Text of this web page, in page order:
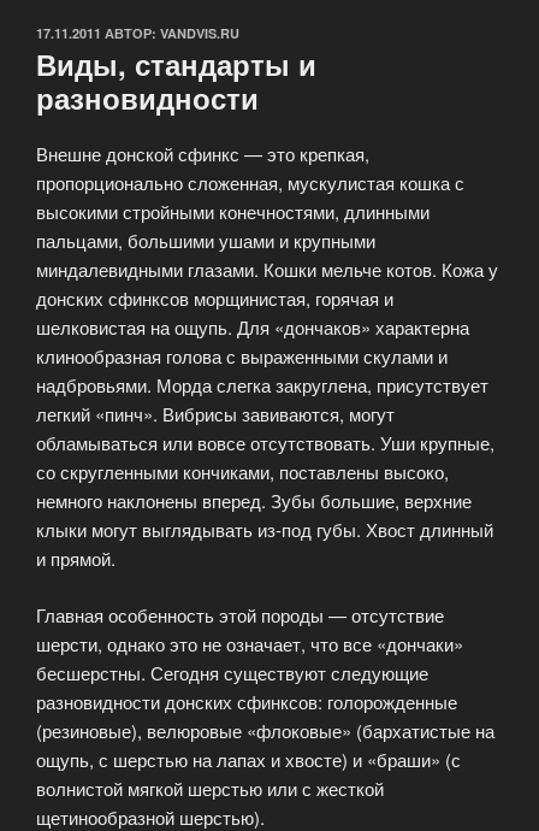
ОПУБЛИКОВАНО
17.11.2011 АВТОР: VANDVIS.RU
Виды, стандарты и
разновидности
Внешне донской сфинкс — это крепкая,
пропорционально сложенная, мускулистая кошка с
высокими стройными конечностями, длинными
пальцами, большими ушами и крупными
миндалевидными глазами. Кошки мельче котов. Кожа у
донских сфинксов морщинистая, горячая и
шелковистая на ощупь. Для «дончаков» характерна
клинообразная голова с выраженными скулами и
надбровьями. Морда слегка закруглена, присутствует
легкий «пинч». Вибрисы завиваются, могут
обламываться или вовсе отсутствовать. Уши крупные,
со скругленными кончиками, поставлены высоко,
немного наклонены вперед. Зубы большие, верхние
клыки могут выглядывать из-под губы. Хвост длинный
и прямой.
Главная особенность этой породы — отсутствие
шерсти, однако это не означает, что все «дончаки»
бесшерстны. Сегодня существуют следующие
разновидности донских сфинксов: голорожденные
(резиновые), велюровые «флоковые» (бархатистые на
ощупь, с шерстью на лапах и хвосте) и «браши» (с
волнистой мягкой шерстью или с жесткой
щетинообразной шерстью).